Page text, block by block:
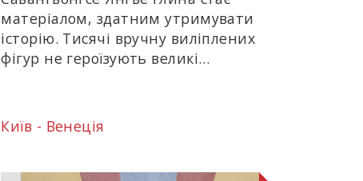
матеріалом, здатним утримувати
історію. Тисячі вручну виліплених
фігур не героїзують великі…
Київ - Венеція